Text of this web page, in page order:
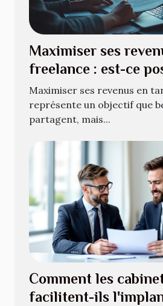
Maximiser ses
freelance : est-ce
le portage salarial ?
Maximiser ses revenus en
représente un objectif que
partagent, mais...
Comment les
facilitent-ils